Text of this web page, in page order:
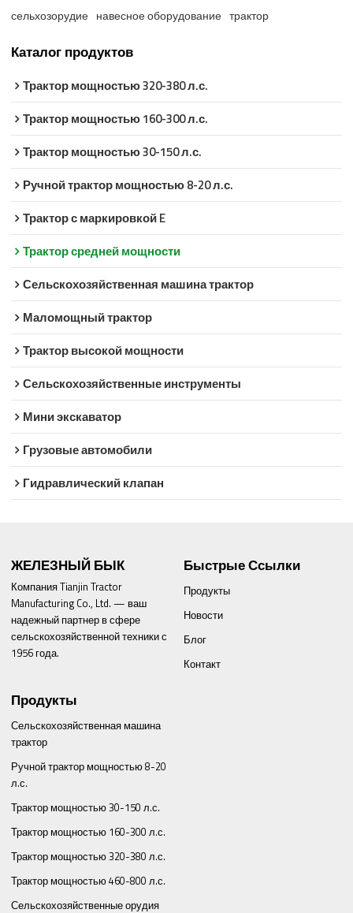
сельхозорудие навесное оборудование трактор
Каталог продуктов
Трактор мощностью 320-380 л.с.
Трактор мощностью 160-300 л.с.
Трактор мощностью 30-150 л.с.
Ручной трактор мощностью 8-20 л.с.
Трактор с маркировкой E
Трактор средней мощности
Сельскохозяйственная машина трактор
Маломощный трактор
Трактор высокой мощности
Сельскохозяйственные инструменты
Мини экскаватор
Грузовые автомобили
Гидравлический клапан
ЖЕЛЕЗНЫЙ БЫК
Компания Tianjin Tractor
Manufacturing Co., Ltd. — ваш
надежный партнер в сфере
сельскохозяйственной техники с
1956 года.
Быстрые Ссылки
Продукты
Новости
Блог
Контакт
Продукты
Сельскохозяйственная машина
трактор
Ручной трактор мощностью 8-20
л.с.
Трактор мощностью 30-150 л.с.
Трактор мощностью 160-300 л.с.
Трактор мощностью 320-380 л.с.
Трактор мощностью 460-800 л.с.
Сельскохозяйственные орудия